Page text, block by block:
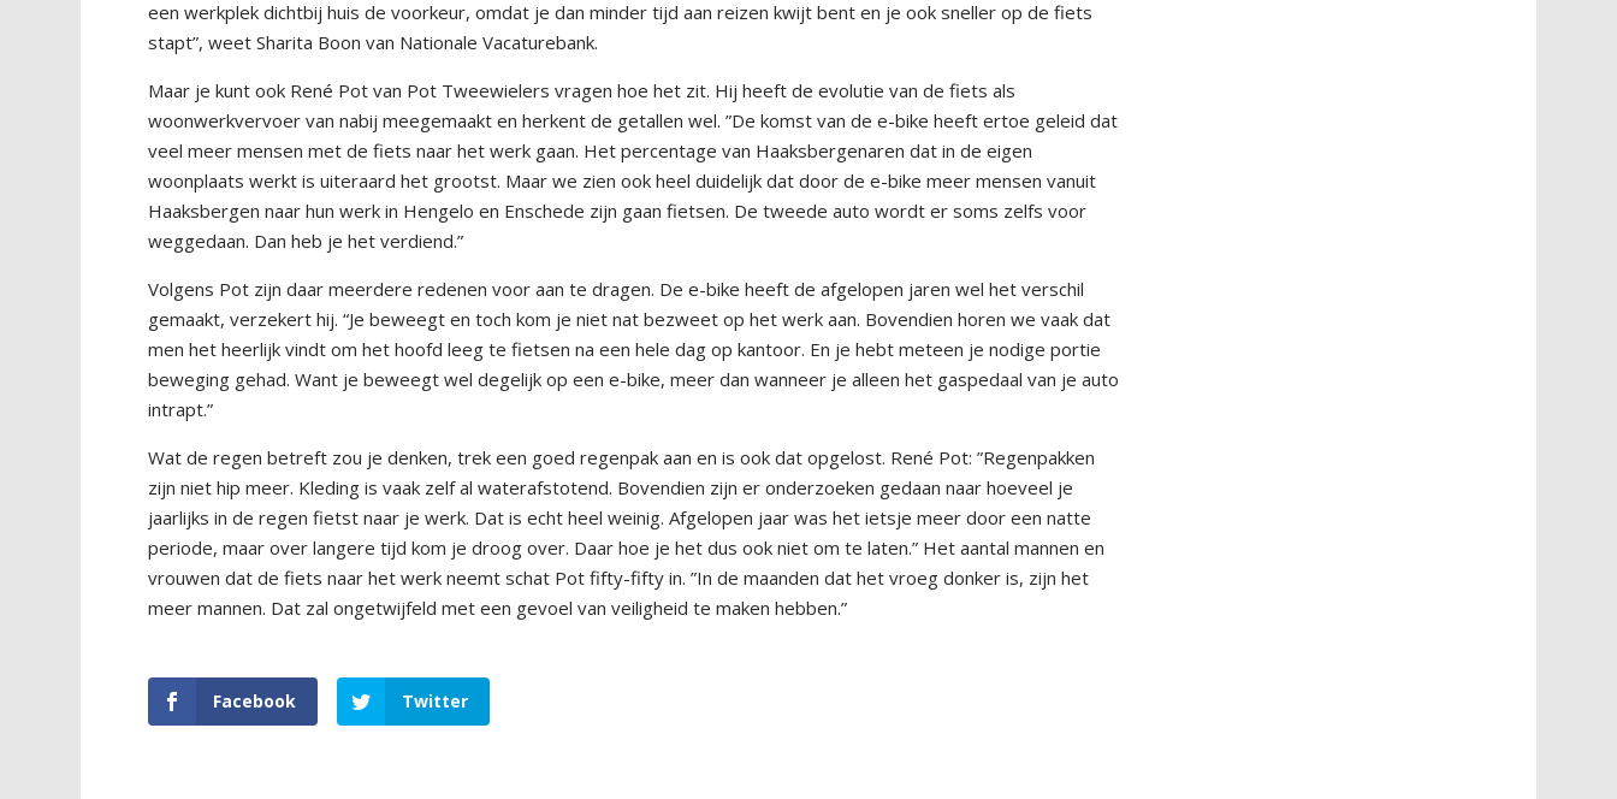
een werkplek dichtbij huis de voorkeur, omdat je dan minder tijd aan reizen kwijt bent en je ook sneller op de fiets
stapt”, weet Sharita Boon van Nationale Vacaturebank.
Maar je kunt ook René Pot van Pot Tweewielers vragen hoe het zit. Hij heeft de evolutie van de fiets als
woonwerkvervoer van nabij meegemaakt en herkent de getallen wel. ”De komst van de e-bike heeft ertoe geleid dat
veel meer mensen met de fiets naar het werk gaan. Het percentage van Haaksbergenaren dat in de eigen
woonplaats werkt is uiteraard het grootst. Maar we zien ook heel duidelijk dat door de e-bike meer mensen vanuit
Haaksbergen naar hun werk in Hengelo en Enschede zijn gaan fietsen. De tweede auto wordt er soms zelfs voor
weggedaan. Dan heb je het verdiend.”
Volgens Pot zijn daar meerdere redenen voor aan te dragen. De e-bike heeft de afgelopen jaren wel het verschil
gemaakt, verzekert hij. “Je beweegt en toch kom je niet nat bezweet op het werk aan. Bovendien horen we vaak dat
men het heerlijk vindt om het hoofd leeg te fietsen na een hele dag op kantoor. En je hebt meteen je nodige portie
beweging gehad. Want je beweegt wel degelijk op een e-bike, meer dan wanneer je alleen het gaspedaal van je auto
intrapt.”
Wat de regen betreft zou je denken, trek een goed regenpak aan en is ook dat opgelost. René Pot: ”Regenpakken
zijn niet hip meer. Kleding is vaak zelf al waterafstotend. Bovendien zijn er onderzoeken gedaan naar hoeveel je
jaarlijks in de regen fietst naar je werk. Dat is echt heel weinig. Afgelopen jaar was het ietsje meer door een natte
periode, maar over langere tijd kom je droog over. Daar hoe je het dus ook niet om te laten.” Het aantal mannen en
vrouwen dat de fiets naar het werk neemt schat Pot fifty-fifty in. ”In de maanden dat het vroeg donker is, zijn het
meer mannen. Dat zal ongetwijfeld met een gevoel van veiligheid te maken hebben.”
Facebook Twitter